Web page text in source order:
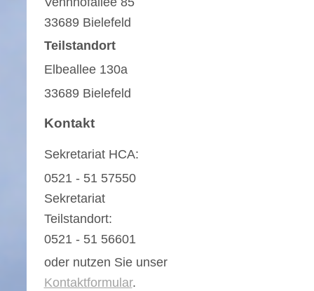
33689 Bielefeld
Teilstandort
Elbeallee 130a
33689 Bielefeld
Kontakt
Sekretariat HCA:
0521 - 51 57550
Sekretariat
Teilstandort:
0521 - 51 56601
oder nutzen Sie unser
Kontaktformular.